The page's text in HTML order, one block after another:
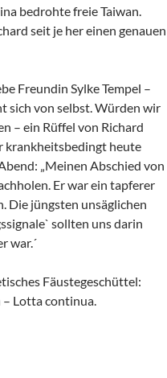
bedrohte freie Taiwan.
seit je her einen genauen
Freundin Sylke Tempel –
sich von selbst. Würden wir
– ein Rüffel von Richard
krankheitsbedingt heute
„Meinen Abschied von
Er war ein tapferer
Die jüngsten unsäglichen
sollten uns darin
war.´
Fäustegeschüttel:
– Lotta continua.